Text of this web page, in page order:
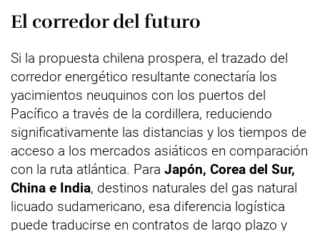
El corredor del futuro
Si la propuesta chilena prospera, el trazado del
corredor energético resultante conectaría los
yacimientos neuquinos con los puertos del
Pacífico a través de la cordillera, reduciendo
significativamente las distancias y los tiempos de
acceso a los mercados asiáticos en comparación
con la ruta atlántica. Para Japón, Corea del Sur,
China e India, destinos naturales del gas natural
licuado sudamericano, esa diferencia logística
puede traducirse en contratos de largo plazo y